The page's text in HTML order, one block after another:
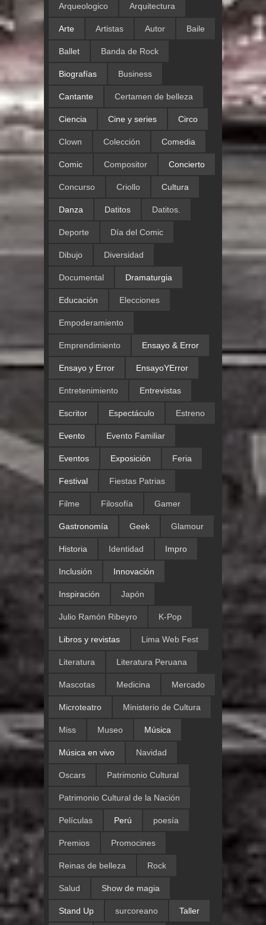
Arqueologico Arquitectura
Arte Artistas Autor Baile
Ballet Banda de Rock
Biografías Business
Cantante Certamen de belleza
Ciencia Cine y series Circo
Clown Colección Comedia
Comic Compositor Concierto
Concurso Criollo Cultura
Danza Datitos Datitos.
Deporte Día del Comic
Dibujo Diversidad
Documental Dramaturgia
Educación Elecciones
Empoderamiento
Emprendimiento Ensayo & Error
Ensayo y Error EnsayoYError
Entretenimiento Entrevistas
Escritor Espectáculo Estreno
Evento Evento Familiar
Eventos Exposición Feria
Festival Fiestas Patrias
Filme Filosofía Gamer
Gastronomía Geek Glamour
Historia Identidad Impro
Inclusión Innovación
Inspiración Japón
Julio Ramón Ribeyro K-Pop
Libros y revistas Lima Web Fest
Literatura Literatura Peruana
Mascotas Medicina Mercado
Microteatro Ministerio de Cultura
Miss Museo Música
Música en vivo Navidad
Oscars Patrimonio Cultural
Patrimonio Cultural de la Nación
Películas Perú poesía
Premios Promocines
Reinas de belleza Rock
Salud Show de magia
Stand Up surcoreano Taller